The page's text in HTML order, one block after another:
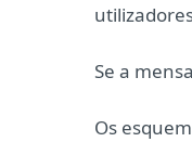
Se a
Os